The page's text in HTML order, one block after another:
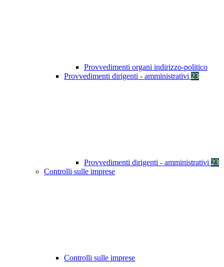
Provvedimenti organi indirizzo-politico
Provvedimenti dirigenti - amministrativi 23
Provvedimenti dirigenti - amministrativi 23
Controlli sulle imprese
Controlli sulle imprese